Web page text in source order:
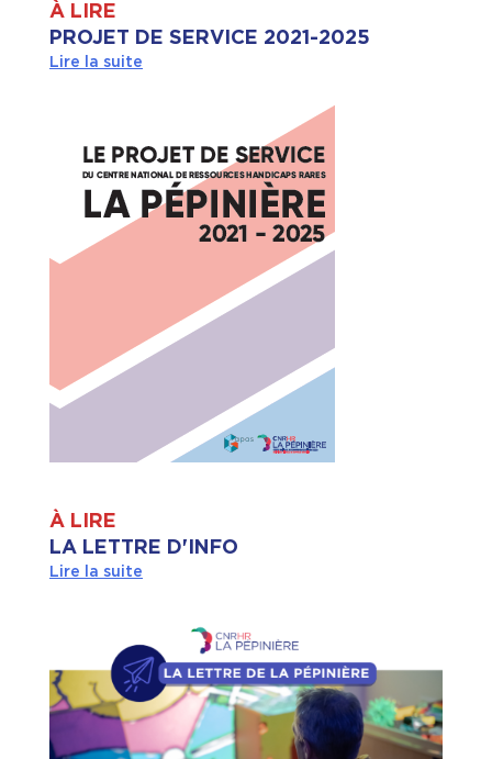
À LIRE
PROJET DE SERVICE 2021-2025
Lire la suite
À LIRE
LA LETTRE D'INFO
Lire la suite